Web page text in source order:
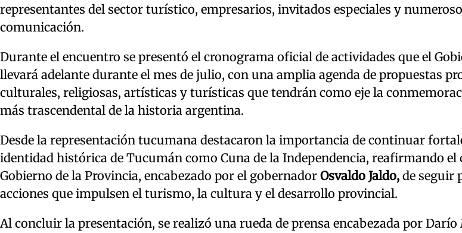
representantes del sector turístico, empresarios, invitados especiales y
comunicación.
Durante el encuentro se presentó el cronograma oficial de actividades que el
llevará adelante durante el mes de julio, con una amplia agenda de propuestas
culturales, religiosas, artísticas y turísticas que tendrán como eje la
más trascendental de la historia argentina.
Desde la representación tucumana destacaron la importancia de continuar
identidad histórica de Tucumán como Cuna de la Independencia, reafirmando
Gobierno de la Provincia, encabezado por el gobernador Osvaldo Jaldo, de seguir
acciones que impulsen el turismo, la cultura y el desarrollo provincial.
Al concluir la presentación, se realizó una rueda de prensa encabezada por